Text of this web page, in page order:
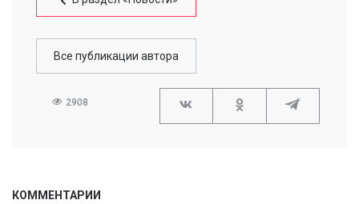
Все публикации автора
2908
КОММЕНТАРИИ